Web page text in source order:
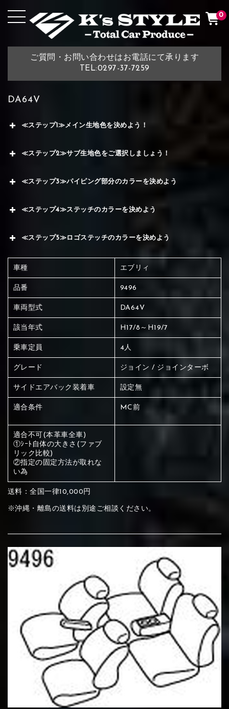
ご質問・お問い合わせはお電話にて承ります
TEL:0297-37-7259
0
DA64V
≪ステップ1≫メイン生地色を決めよう！
赤く塗られている場所を選択
ください
メイン生地は下記16種類からご選択ください。
①Beige
⑤Dark Brown ⑥Yellow
≪ステップ2≫サブ生地色をご選択しましょう！
赤く塗られている部分にカラ
①Beige ②Gray ③Red
④Brown ⑤Dark Brown ⑥Yellow
≪ステップ3≫パイピング部分のカラーを決めよう
赤く塗られている場所を選択
ください
刺繍は下記21種類からご選択ください。
①Beige ②Gray ③Red
≪ステップ4≫ステッチのカラーを決めよう
赤く塗られている場所を選択
ください
刺繍は下記21種類からご選択ください。
①Black ②Gray ③Light gray
≪ステップ5≫ロゴステッチのカラーを決めよう
赤く塗られている場所を選択
ください
刺繍は下記21種類からご選択ください。
①Black ②Gray ③Light gray
車種 エブリィ
品番 9496
車両型式 DA64V
該当年式 H17/8～H19/7
乗車定員 4人
グレード ジョイン / ジョインターボ
サイドエアバック装着車 設定無
適合条件 MC前
適合不可(本革車全車)
①ｼｰﾄ自体の大きさ(ファブ
リック比較)
②指定の固定方法が取れな
い為
送料：全国一律10,000円
※沖縄・離島の送料は別途ご相談ください。